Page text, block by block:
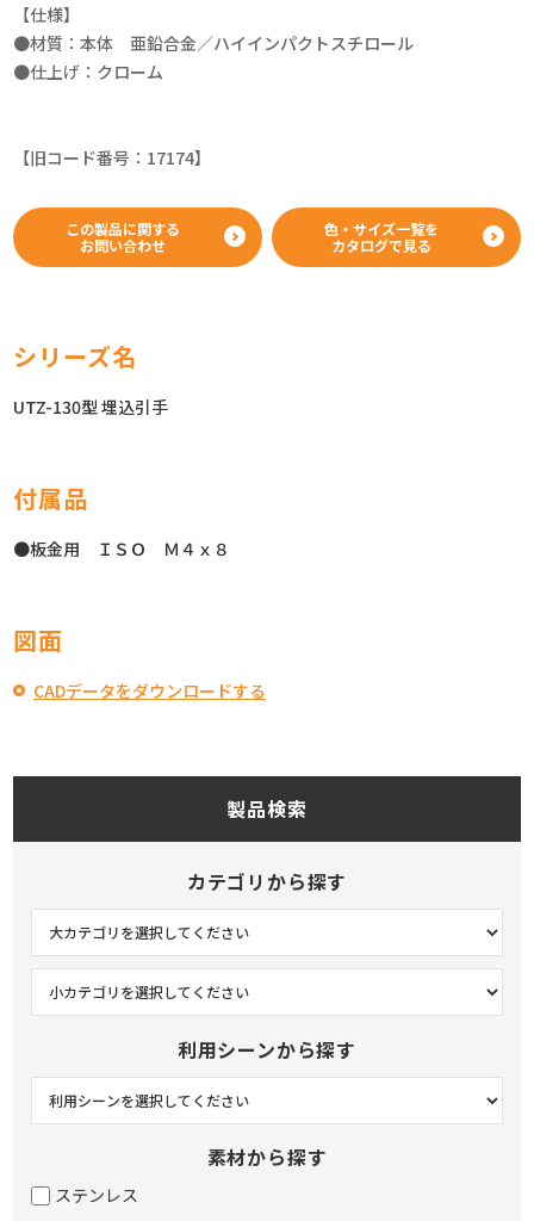
【仕様】
●材質：本体 亜鉛合金／ハイインパクトスチロール
●仕上げ：クローム
【旧コード番号：17174】
この製品に関する
お問い合わせ
色・サイズ一覧を
カタログで見る
シリーズ名
UTZ-130型 埋込引手
付属品
●板金用 ＩＳＯ Ｍ４ｘ８
図面
CADデータをダウンロードする
製品検索
カテゴリから探す
利用シーンから探す
素材から探す
ステンレス